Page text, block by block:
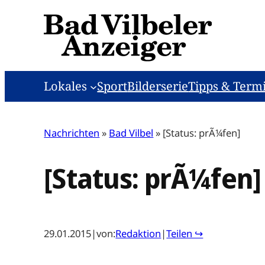
Lokales SportBilderserieTipps &
Nachrichten » Bad Vilbel » [Status: prÃ¼fen]
[Status: prÃ¼fen]
29.01.2015|von:Redaktion |Teilen ↪